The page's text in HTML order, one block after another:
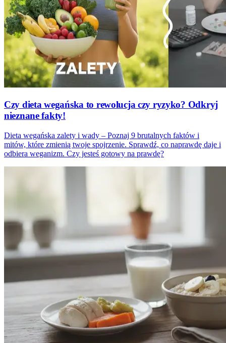
Czy dieta wegańska to rewolucja czy ryzyko? Odkryj
nieznane fakty!
Dieta wegańska zalety i wady – Poznaj 9 brutalnych faktów i
mitów, które zmienią twoje spojrzenie. Sprawdź, co naprawdę daje i
odbiera weganizm. Czy jesteś gotowy na prawdę?